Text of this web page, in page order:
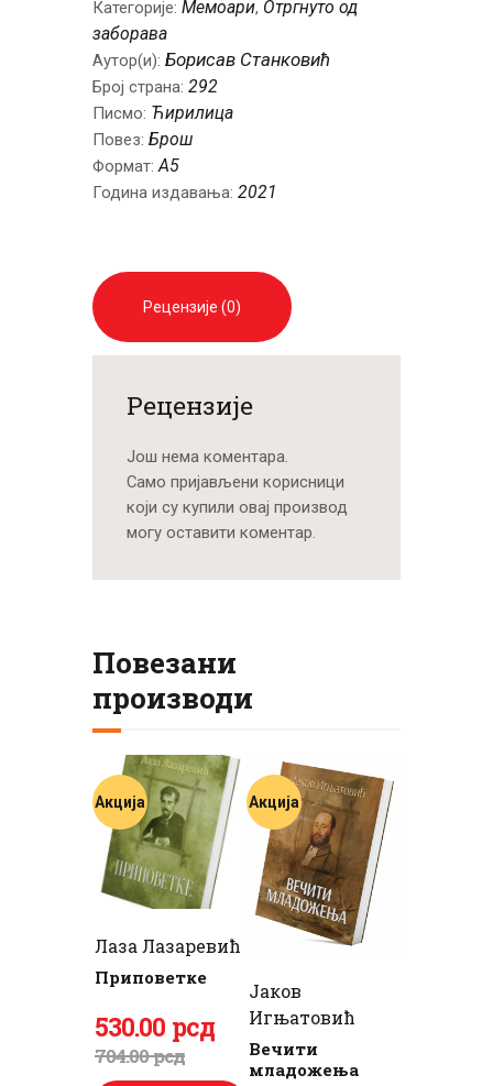
Категорије: Мемоари, Отргнуто од
заборава
Аутор(и): Борисав Станковић
Број страна: 292
Писмо: Ћирилица
Повез: Брош
Формат:A5
Година издавања: 2021
Рецензије (0)
Рецензије
Још нема коментара.
Само пријављени корисници
који су купили овај производ
могу оставити коментар.
Повезани
производи
Акција
Лаза Лазаревић
Приповетке
704.00рсд
Оригинална
цена
530.00 рсд
Тренутна
цена
Акција
Јаков
Игњатовић
Вечити
младожења